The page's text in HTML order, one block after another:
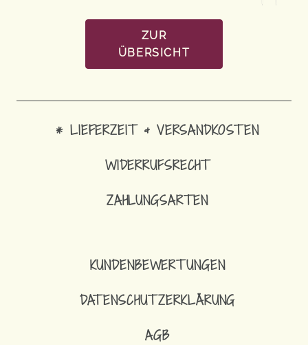
7,90
ZUR
ÜBERSICHT
* LIEFERZEIT & VERSANDKOSTEN
WIDERRUFSRECHT
ZAHLUNGSARTEN
KUNDENBEWERTUNGEN
DATENSCHUTZERKLÄRUNG
AGB